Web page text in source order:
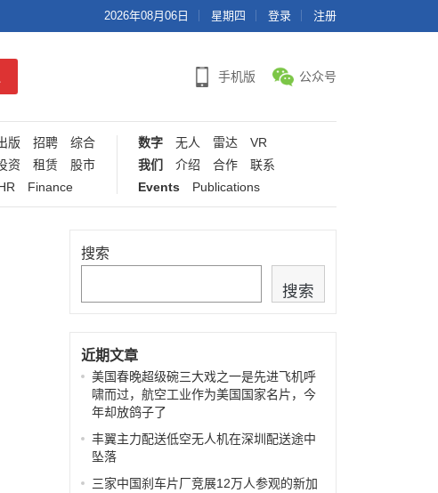
2026年08月06日 星期四 登录 注册
手机版 公众号
版 招聘
综合
资 租赁
股市
Finance
数字 无人 雷达
VR
我们
介绍 合作
联系
Events
Publications
搜索
搜索
近期文章
美国春晚超级碗三大戏之一是先进飞机呼
啸而过，航空工业作为美国国家名片，今
年却放鸽子了
丰翼主力配送低空无人机在深圳配送途中
坠落
三家中国刹车片厂竞展12万人参观的新加